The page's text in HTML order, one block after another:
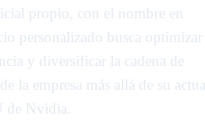
propio, con el nombre en
personalizado busca optimizar
y diversificar la cadena de
la empresa más allá de su
de Nvidia.